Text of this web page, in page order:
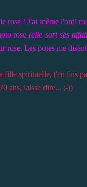
rose ! J'ai même l'ordi
rose(elle sort ses
rose. Les potes me
fille spirituelle, t'en fais
ans, laisse dire... ;-))